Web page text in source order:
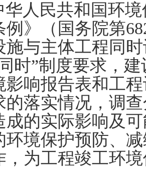
华人民共和国环
例》（国务院第
施与主体工程同
时”制度要求，
影响报告表和工
的落实情况，调
成的实际影响及
环境保护预防、
，为工程竣工环